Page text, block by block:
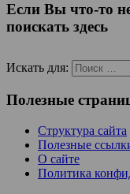
Если Вы что-то
поискать здесь
Искать для:
Полезные
Структура сайта
Полезные
О сайте
Политика